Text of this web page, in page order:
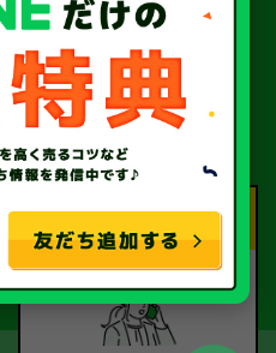
テップ！
事故車買取の
Step.2